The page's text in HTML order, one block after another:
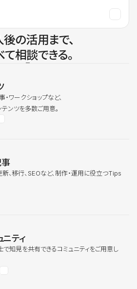
の活用まで、
相談できる。
ワークショップなど、
ンツを多数ご用意。
事
、移行、SEOなど、制作・運用に役立つTips
ニティ
知見を共有できるコミュニティをご用意し